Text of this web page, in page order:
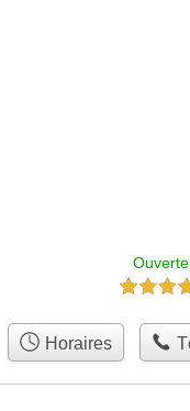
5,0 étoiles
Horaires